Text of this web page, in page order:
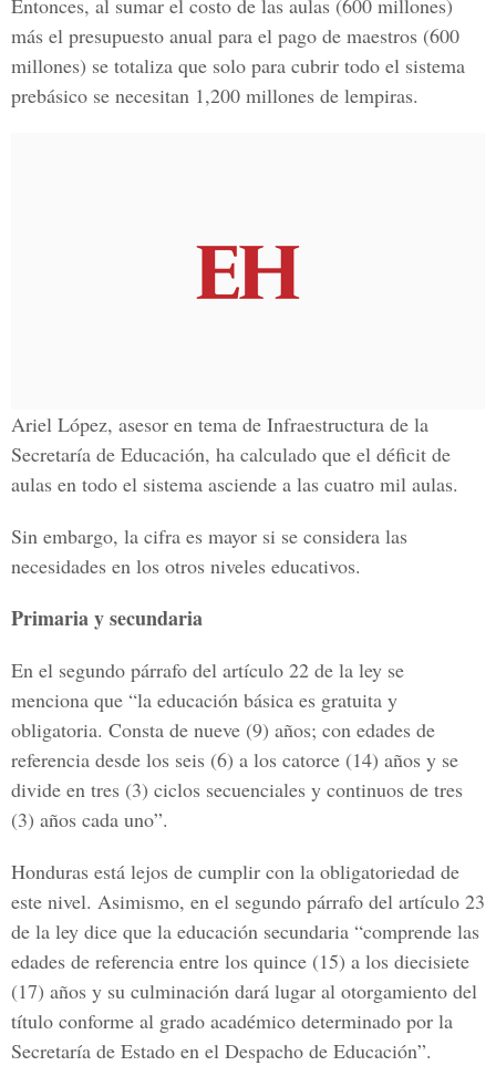
Entonces, al sumar el costo de las aulas (600 millones)
más el presupuesto anual para el pago de maestros (600
millones) se totaliza que solo para cubrir todo el sistema
prebásico se necesitan 1,200 millones de lempiras.
Ariel López, asesor en tema de Infraestructura de la
Secretaría de Educación, ha calculado que el déficit de
aulas en todo el sistema asciende a las cuatro mil aulas.
Sin embargo, la cifra es mayor si se considera las
necesidades en los otros niveles educativos.
Primaria y secundaria
En el segundo párrafo del artículo 22 de la ley se
menciona que “la educación básica es gratuita y
obligatoria. Consta de nueve (9) años; con edades de
referencia desde los seis (6) a los catorce (14) años y se
divide en tres (3) ciclos secuenciales y continuos de tres
(3) años cada uno”.
Honduras está lejos de cumplir con la obligatoriedad de
este nivel. Asimismo, en el segundo párrafo del artículo 23
de la ley dice que la educación secundaria “comprende las
edades de referencia entre los quince (15) a los diecisiete
(17) años y su culminación dará lugar al otorgamiento del
título conforme al grado académico determinado por la
Secretaría de Estado en el Despacho de Educación”.